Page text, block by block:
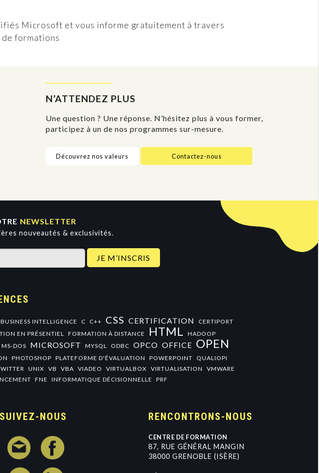
Microsoft et vous informe gratuitement à travers
formations
N’ATTENDEZ PLUS
Une question ? Une réponse. N’hésitez plus à vous former,
participez à un de nos programmes sur-mesure.
Découvrez nos valeurs Contactez-nous
NEWSLETTER
nouveautés & exclusivités.
BUSINESS INTELLIGENCE C C++ CSS CERTIFICATION
CERTIPORT
EN PRÉSENTIEL FORMATION À DISTANCE HTML
HADOOP
MS-DOS MICROSOFT MYSQL ODBC OPCO OFFICE OPEN
PHOTOSHOP PLATEFORME D'ÉVALUATION POWERPOINT
QUALIOPI
UNIX VB VBA VIADEO VIRTUALBOX VIRTUALISATION
VMWARE
FNE INFORMATIQUE DÉCISIONNELLE PRF
SUIVEZ-NOUS RENCONTRONS-NOUS
CENTRE DE FORMATION
87, RUE GÉNÉRAL MANGIN
38000 GRENOBLE (ISÈRE)